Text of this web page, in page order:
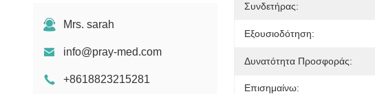
Εξαρτήματα εξοπλισμού
Mrs. sarah
info@pray-med.com
+8618823215281
Συνδετήρας:
Εξουσιοδότηση:
Δυνατότητα Προσφοράς:
Επισημαίνω: